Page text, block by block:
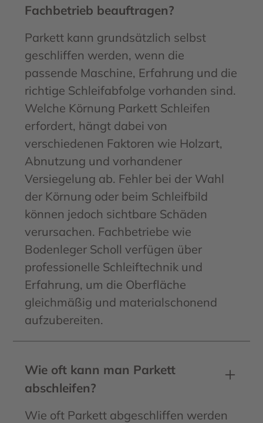
Fachbetrieb beauftragen?
Parkett kann grundsätzlich selbst
geschliffen werden, wenn die
passende Maschine, Erfahrung und die
richtige Schleifabfolge vorhanden sind.
Welche Körnung Parkett Schleifen
erfordert, hängt dabei von
verschiedenen Faktoren wie Holzart,
Abnutzung und vorhandener
Versiegelung ab. Fehler bei der Wahl
der Körnung oder beim Schleifbild
können jedoch sichtbare Schäden
verursachen. Fachbetriebe wie
Bodenleger Scholl verfügen über
professionelle Schleiftechnik und
Erfahrung, um die Oberfläche
gleichmäßig und materialschonend
aufzubereiten.
Wie oft kann man Parkett
abschleifen?
Wie oft Parkett abgeschliffen werden